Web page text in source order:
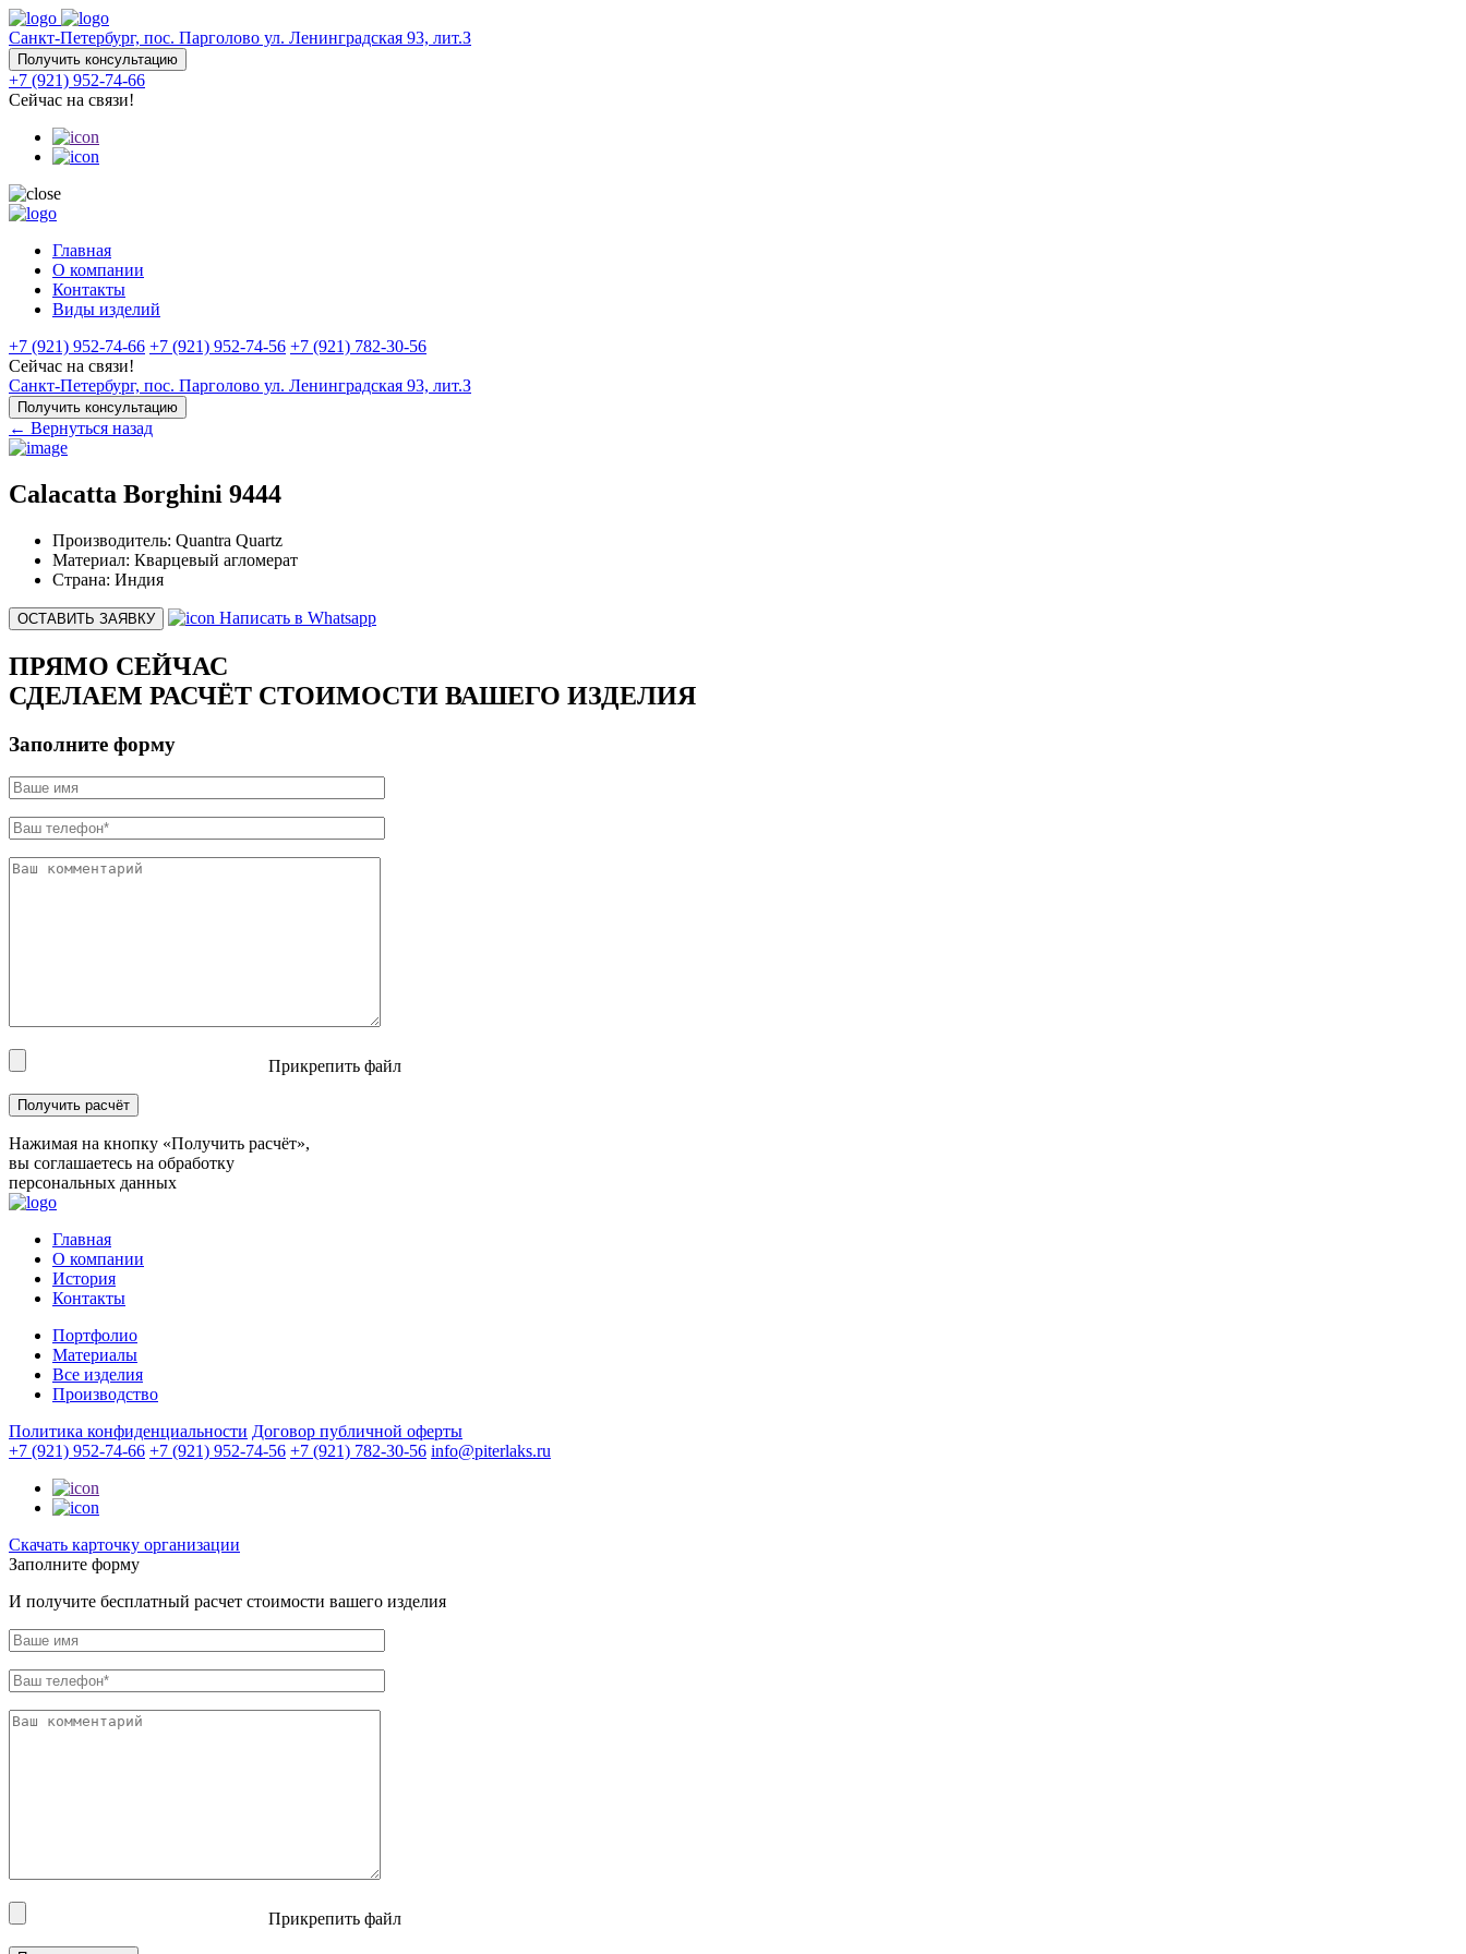
Санкт-Петербург, пос. Парголово ул. Ленинградская 93, лит.З
Получить консультацию
+7 (921) 952-74-66
Сейчас на связи!
Главная
О компании
Контакты
Виды изделий
+7 (921) 952-74-66 +7 (921) 952-74-56 +7 (921) 782-30-56
Сейчас на связи!
Санкт-Петербург, пос. Парголово ул. Ленинградская 93, лит.З
Получить консультацию
← Вернуться назад
Calacatta Borghini 9444
Производитель: Quantra Quartz
Материал: Кварцевый агломерат
Страна: Индия
ОСТАВИТЬ ЗАЯВКУ Написать в Whatsapp
ПРЯМО СЕЙЧАС
СДЕЛАЕМ РАСЧЁТ СТОИМОСТИ ВАШЕГО ИЗДЕЛИЯ
Заполните форму
Прикрепить файл
Нажимая на кнопку «Получить расчёт»,
вы соглашаетесь на обработку
персональных данных
Главная
О компании
История
Контакты
Портфолио
Материалы
Все изделия
Производство
Политика конфиденциальности Договор публичной оферты
+7 (921) 952-74-66 +7 (921) 952-74-56 +7 (921) 782-30-56 info@piterlaks.ru
Cкачать карточку организации
Заполните форму
И получите бесплатный расчет стоимости вашего изделия
Прикрепить файл